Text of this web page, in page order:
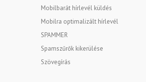
Mobilbarát hírlevél küldés
Mobilra optimalizált hírlevél
SPAMMER
Spamszűrők kikerülése
Szövegírás